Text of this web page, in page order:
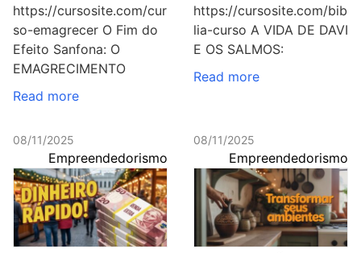
https://cursosite.com/cur
so-emagrecer O Fim do
Efeito Sanfona: O
EMAGRECIMENTO
Read more
https://cursosite.com/bib
lia-curso A VIDA DE DAVI
E OS SALMOS:
Read more
08/11/2025
Empreendedorismo
08/11/2025
Empreendedorismo